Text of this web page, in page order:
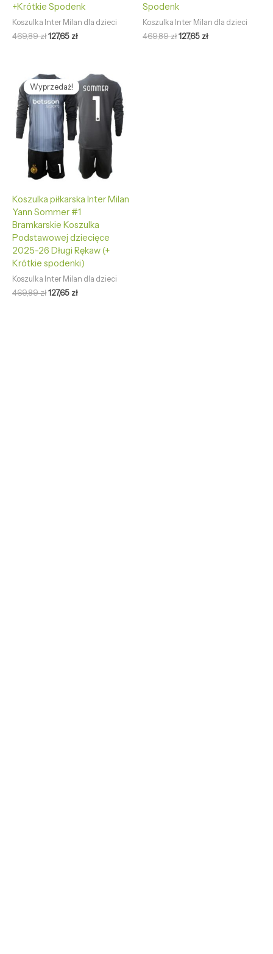
+Krótkie Spodenk
Koszulka Inter Milan dla dzieci
469,89zł127,65 zł
Spodenk
Koszulka Inter Milan dla dzieci
469,89zł127,65 zł
Wyprzedaż!
Wyprzedaż!
Koszulka piłkarska Inter Milan
Yann Sommer #1
Bramkarskie Koszulka
Podstawowej dziecięce
2025-26 Długi Rękaw (+
Krótkie spodenki)
Koszulka Inter Milan dla dzieci
469,89zł
Pierwotna
cena
wynosiła:
469,89 zł.
127,65 zł
Aktualna
cena
wynosi:
127,65 zł.